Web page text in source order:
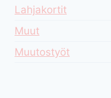
Lahjakortit
Muut
Muutostyöt